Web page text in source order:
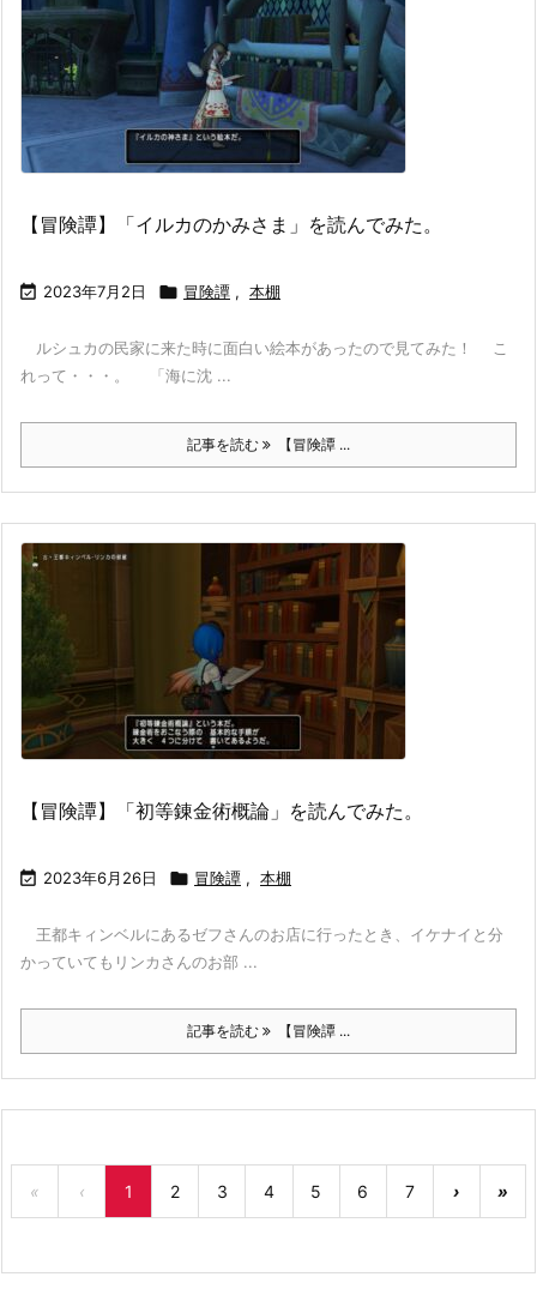
【冒険譚】「イルカのかみさま」を読んでみた。
 2023年7月2日  冒険譚 , 本棚
ルシュカの民家に来た時に面白い絵本があったので見てみた！ こ
れって・・・。 「海に沈 ...
記事を読む 【冒険譚 ...
【冒険譚】「初等錬金術概論」を読んでみた。
 2023年6月26日  冒険譚 , 本棚
王都キィンベルにあるゼフさんのお店に行ったとき、イケナイと分
かっていてもリンカさんのお部 ...
記事を読む 【冒険譚 ...
« ‹ 1 2 3 4 5 6 7 › »